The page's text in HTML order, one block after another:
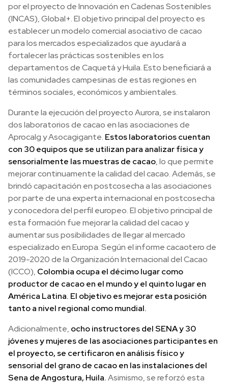
por el proyecto de Innovación en Cadenas Sostenibles
(INCAS), Global+. El objetivo principal del proyecto es
establecer un modelo comercial asociativo de cacao
para los mercados especializados que ayudará a
fortalecer las prácticas sostenibles en los
departamentos de Caquetá y Huila. Esto beneficiará a
las comunidades campesinas de estas regiones en
términos sociales, económicos y ambientales.
Durante la ejecución del proyecto Aurora, se instalaron
dos laboratorios de cacao en las asociaciones de
Aprocalg y Asocagigante. Estos laboratorios cuentan
con 30 equipos que se utilizan para analizar física y
sensorialmente las muestras de cacao, lo que permite
mejorar continuamente la calidad del cacao. Además, se
brindó capacitación en postcosecha a las asociaciones
por parte de una experta internacional en postcosecha
y conocedora del perfil europeo. El objetivo principal de
esta formación fue mejorar la calidad del cacao y
aumentar sus posibilidades de llegar al mercado
especializado en Europa. Según el informe cacaotero de
2019-2020 de la Organización Internacional del Cacao
(ICCO), Colombia ocupa el décimo lugar como
productor de cacao en el mundo y el quinto lugar en
América Latina. El objetivo es mejorar esta posición
tanto a nivel regional como mundial.
Adicionalmente, ocho instructores del SENA y 30
jóvenes y mujeres de las asociaciones participantes en
el proyecto, se certificaron en análisis físico y
sensorial del grano de cacao en las instalaciones del
Sena de Angostura, Huila.Asimismo, se reforzó esta